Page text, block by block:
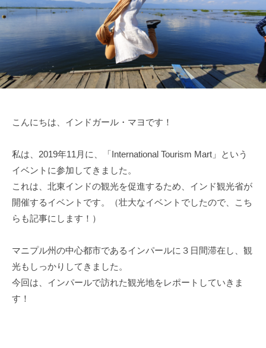
月
1
3
こんにちは、インドガール・マヨです！
私は、2019年11月に、「International Tourism Mart」という
イベントに参加してきました。
これは、北東インドの観光を促進するため、インド観光省が
開催するイベントです。（壮大なイベントでしたので、こち
らも記事にします！）
マニプル州の中心都市であるインパールに３日間滞在し、観
光もしっかりしてきました。
今回は、インパールで訪れた観光地をレポートしていきま
す！